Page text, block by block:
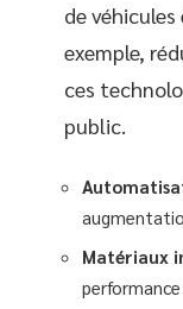
de
exemple,
ces
public.
Matériaux